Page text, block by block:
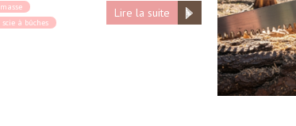
Lire la suite
masse
scie à bûches